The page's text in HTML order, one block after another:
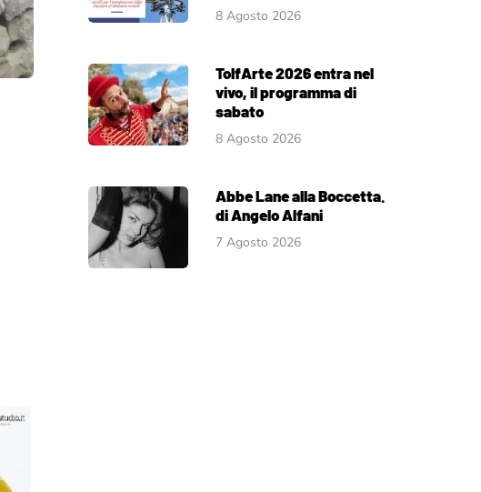
8 Agosto 2026
TolfArte 2026 entra nel
vivo, il programma di
sabato
8 Agosto 2026
Abbe Lane alla Boccetta.
di Angelo Alfani
7 Agosto 2026